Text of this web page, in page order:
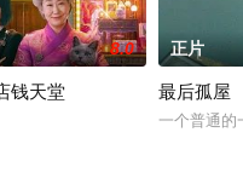
亚·吉布斯和她的儿子伊桑被
8.0
钱天堂
正片
最后孤屋
一个普通的